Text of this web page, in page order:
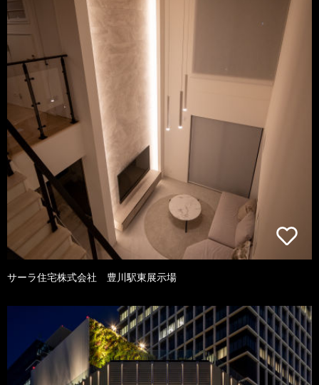
サーラ住宅株式会社 豊川駅東展示場